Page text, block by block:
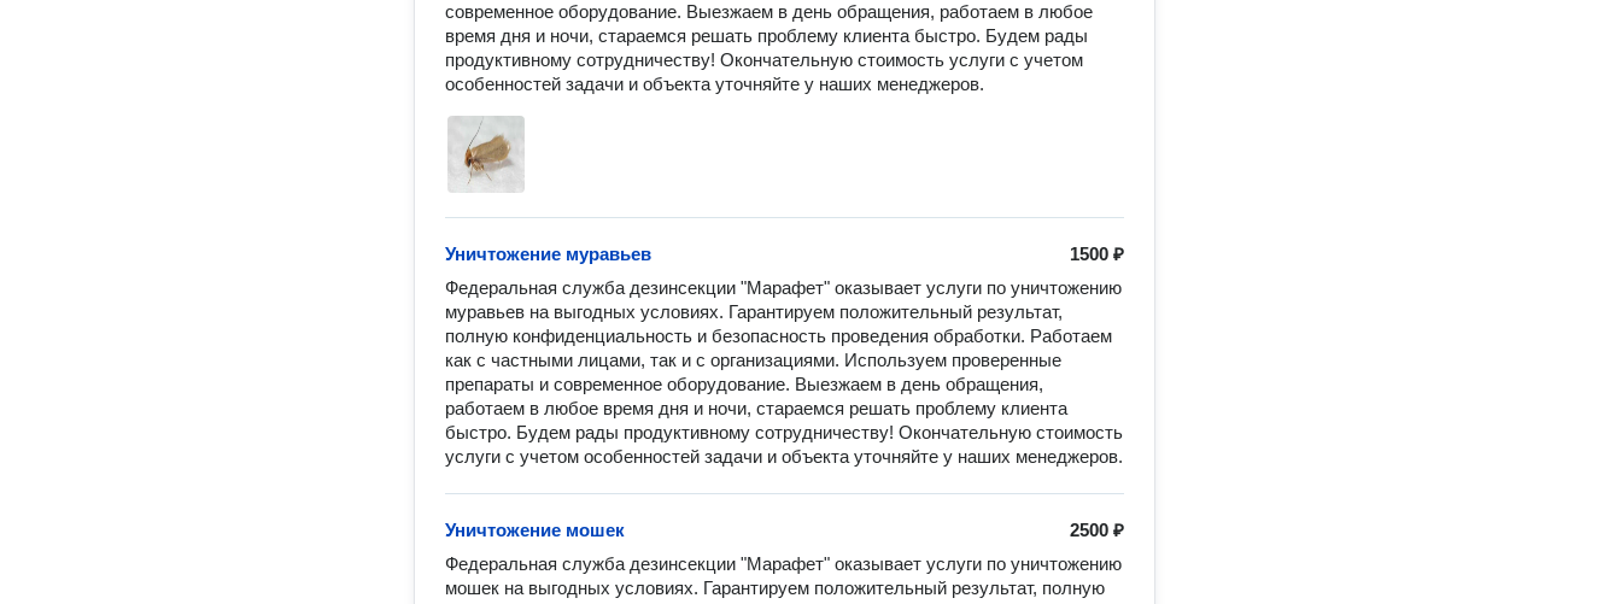
современное оборудование. Выезжаем в день обращения, работаем в любое
время дня и ночи, стараемся решать проблему клиента быстро. Будем рады
продуктивному сотрудничеству! Окончательную стоимость услуги с учетом
особенностей задачи и объекта уточняйте у наших менеджеров.
1500 ₽
Уничтожение муравьев
Федеральная служба дезинсекции "Марафет" оказывает услуги по уничтожению
муравьев на выгодных условиях. Гарантируем положительный результат,
полную конфиденциальность и безопасность проведения обработки. Работаем
как с частными лицами, так и с организациями. Используем проверенные
препараты и современное оборудование. Выезжаем в день обращения,
работаем в любое время дня и ночи, стараемся решать проблему клиента
быстро. Будем рады продуктивному сотрудничеству! Окончательную стоимость
услуги с учетом особенностей задачи и объекта уточняйте у наших менеджеров.
2500 ₽
Уничтожение мошек
Федеральная служба дезинсекции "Марафет" оказывает услуги по уничтожению
мошек на выгодных условиях. Гарантируем положительный результат, полную